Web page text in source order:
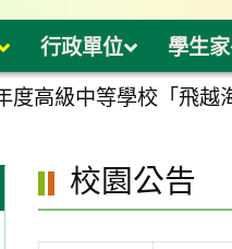
行政單位 學生
度高級中等學校「飛越
校園公告